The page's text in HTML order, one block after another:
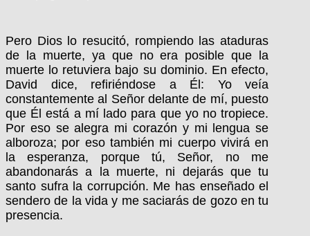
Pero Dios lo resucitó, rompiendo las ataduras
de la muerte, ya que no era posible que la
muerte lo retuviera bajo su dominio. En efecto,
David dice, refiriéndose a Él: Yo veía
constantemente al Señor delante de mí, puesto
que Él está a mí lado para que yo no tropiece.
Por eso se alegra mi corazón y mi lengua se
alboroza; por eso también mi cuerpo vivirá en
la esperanza, porque tú, Señor, no me
abandonarás a la muerte, ni dejarás que tu
santo sufra la corrupción. Me has enseñado el
sendero de la vida y me saciarás de gozo en tu
presencia.